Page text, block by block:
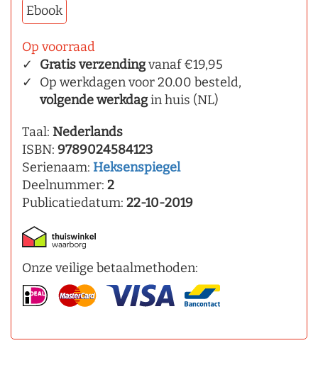
Ebook
Op voorraad
Gratis verzendingvanaf €19,95
Op werkdagen voor 20.00 besteld,
volgende werkdagin huis (NL)
Taal: Nederlands
ISBN: 9789024584123
Serienaam: Heksenspiegel
Deelnummer: 2
Publicatiedatum: 22-10-2019
Onze veilige betaalmethoden: